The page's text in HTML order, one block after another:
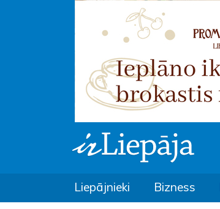
Liepājnieki Bizness